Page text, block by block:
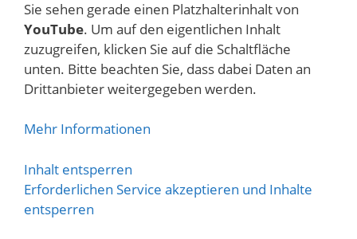
Sie sehen gerade einen Platzhalterinhalt von
YouTube. Um auf den eigentlichen Inhalt
zuzugreifen, klicken Sie auf die Schaltfläche
unten. Bitte beachten Sie, dass dabei Daten an
Drittanbieter weitergegeben werden.
Mehr Informationen
Inhalt entsperren
Erforderlichen Service akzeptieren und Inhalte
entsperren